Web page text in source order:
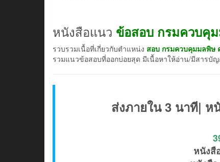
หนังสือแนว ข้อสอบ กรมควบคุ
รวบรวมเนื้อที่เกี่ยวกับตำแหน่ง สอบ กรมควบคุมมลพิษ
รวมแนวข้อสอบที่ออกบ่อยสุด มีเนื้อหาให้อ่าน/มีสารบั
ส่งภายใน 3 นาที| ห
หนังสื